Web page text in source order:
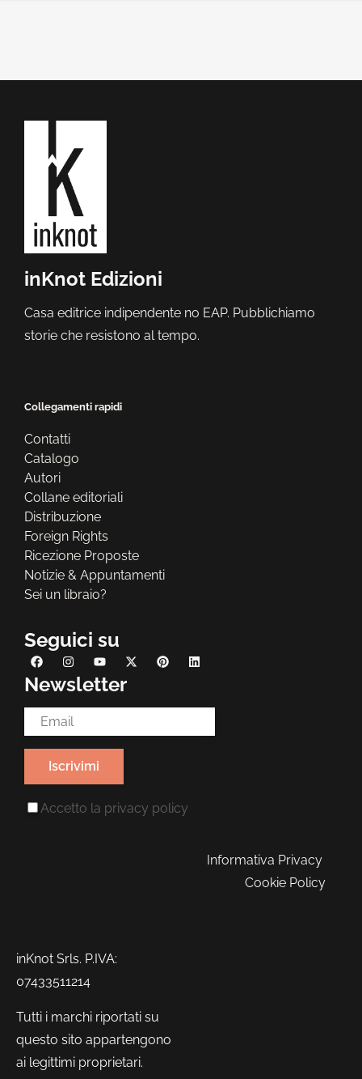
inKnot Edizioni
Casa editrice indipendente no EAP. Pubblichiamo
storie che resistono al tempo.
Collegamenti rapidi
Contatti
Catalogo
Autori
Collane editoriali
Distribuzione
Foreign Rights
Ricezione Proposte
Notizie & Appuntamenti
Sei un libraio?
Seguici su
Newsletter
Email Address*
Accetto la privacy policy
Informativa Privacy
Cookie Policy
inKnot Srls. P.IVA:
07433511214
Tutti i marchi riportati su
questo sito appartengono
ai legittimi proprietari.